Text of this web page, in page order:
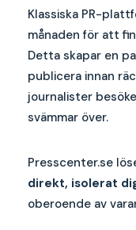
Klassiska PR-
månaden för att
Detta skapar en
publicera innan
journalister
svämmar över.
Presscenter.se
direkt, isolerat
oberoende av